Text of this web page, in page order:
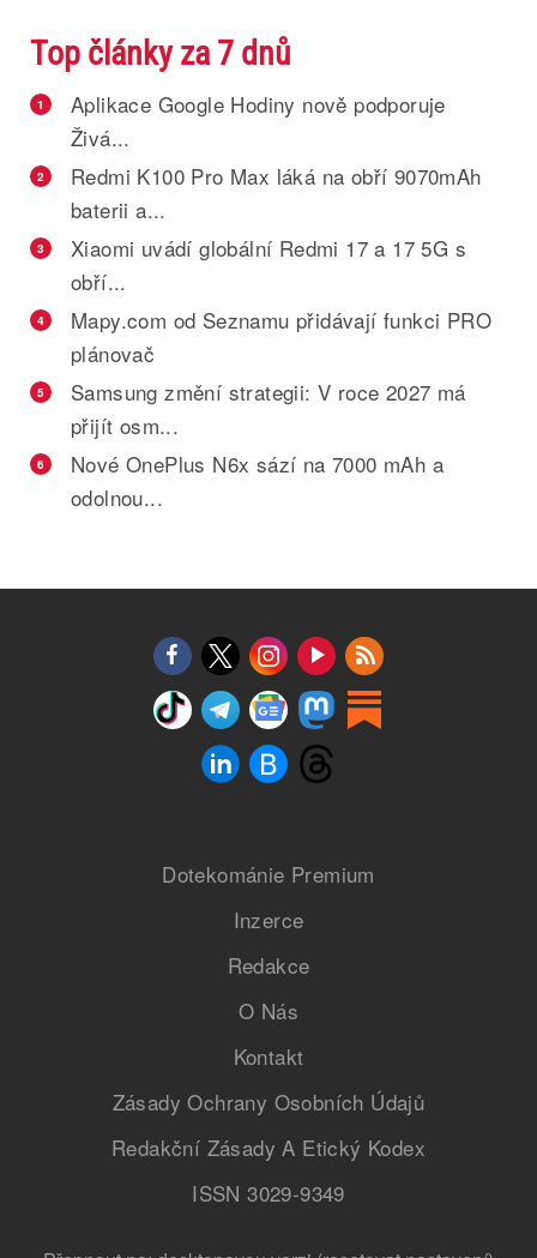
Top články za 7 dnů
1
Aplikace Google Hodiny nově podporuje
Živá...
2
Redmi K100 Pro Max láká na obří 9070mAh
baterii a...
3
Xiaomi uvádí globální Redmi 17 a 17 5G s
obří...
4
Mapy.com od Seznamu přidávají funkci PRO
plánovač
5
Samsung změní strategii: V roce 2027 má
přijít osm...
6
Nové OnePlus N6x sází na 7000 mAh a
odolnou...
Dotekománie Premium
Inzerce
Redakce
O Nás
Kontakt
Zásady Ochrany Osobních Údajů
Redakční Zásady A Etický Kodex
ISSN 3029-9349